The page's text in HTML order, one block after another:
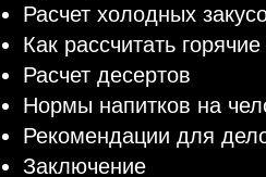
Расчет холодных
Как рассчитать
Расчет десертов
Нормы напитков на
Рекомендации для
Заключение